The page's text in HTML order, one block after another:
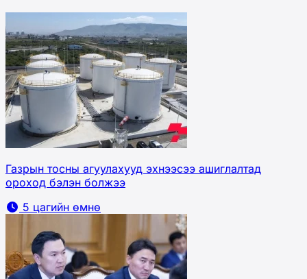
Газрын тосны агуулахууд эхнээсээ ашиглалтад
ороход бэлэн болжээ
5 цагийн өмнө